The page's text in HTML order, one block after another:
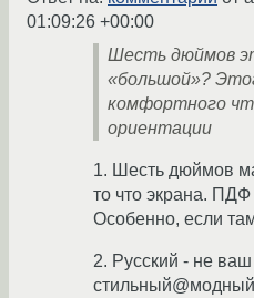
01:09:26 +00:00
Шесть дюймов
«большой»?
комфортного
ориентации
1. Шесть дюймов
то что экрана. ПДФ
Особенно, если
2. Русский - не